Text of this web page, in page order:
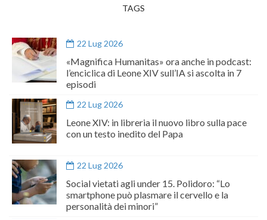
TAGS
22 Lug 2026
«Magnifica Humanitas» ora anche in podcast:
l’enciclica di Leone XIV sull’IA si ascolta in 7
episodi
22 Lug 2026
Leone XIV: in libreria il nuovo libro sulla pace
con un testo inedito del Papa
22 Lug 2026
Social vietati agli under 15. Polidoro: “Lo
smartphone può plasmare il cervello e la
personalità dei minori”